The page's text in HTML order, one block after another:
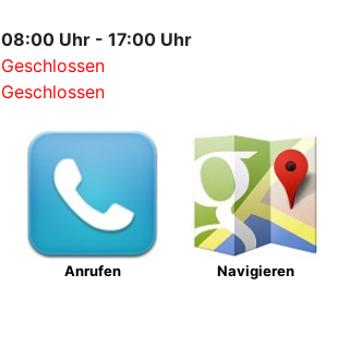
08:00 Uhr - 17:00 Uhr
Geschlossen
Geschlossen
Anrufen Navigieren